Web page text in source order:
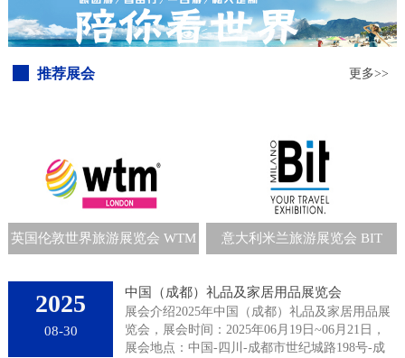
推荐展会 更多>>
英国伦敦世界旅游展览会 WTM 意大利米兰旅游展览会 BIT
2025
08-30
中国（成都）礼品及家居用品展览会
展会介绍2025年中国（成都）礼品及家居用品展
览会，展会时间：2025年06月19日~06月21日，
展会地点：中国-四川-成都市世纪城路198号-成